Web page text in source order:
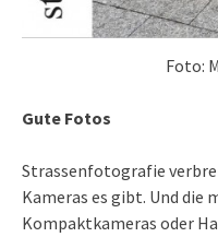
Foto:
Gute Fotos
Strassenfotografie
Kameras es gibt. Und
Kompaktkameras oder